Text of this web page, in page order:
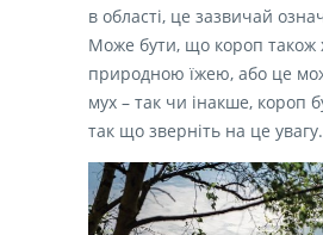
в області, це зазвичай
Може бути, що короп також
природною їжею, або це
мух – так чи інакше, короп
так що зверніть на це увагу.